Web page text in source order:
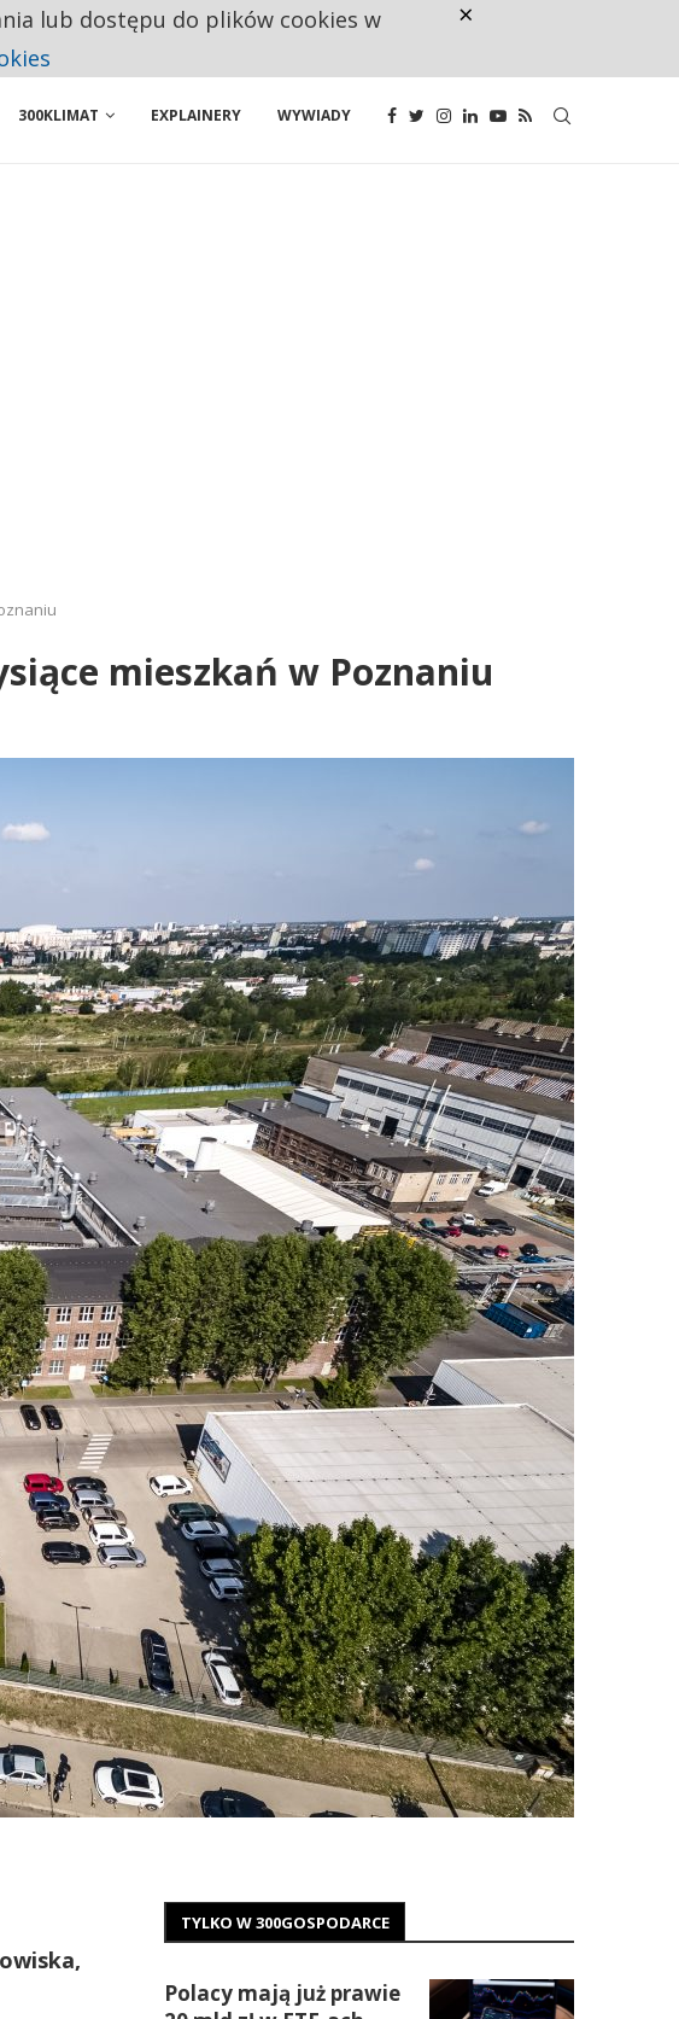
300KLIMAT EXPLAINERY WYWIADY
mieszkań w Poznaniu
TYLKO W 300GOSPODARCE
Polacy mają już prawie
lub dostępu do plików cookies w
×